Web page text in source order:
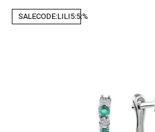
V SALECODE:LILI5:5:%